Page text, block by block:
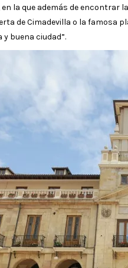
en la que además de encontrar
de Cimadevilla o la famosa
buena ciudad”.